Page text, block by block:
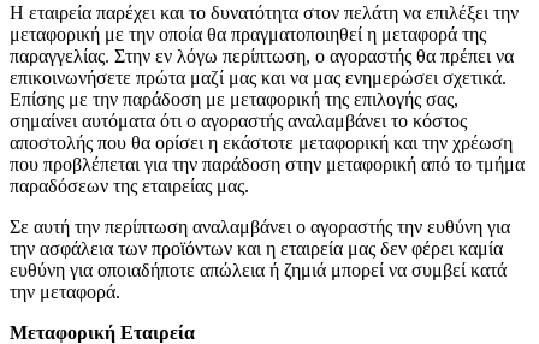
Η εταιρεία παρέχει και το δυνατότητα στον πελάτη να επιλέξει την
μεταφορική με την οποία θα πραγματοποιηθεί η μεταφορά της
παραγγελίας. Στην εν λόγω περίπτωση, ο αγοραστής θα πρέπει να
επικοινωνήσετε πρώτα μαζί μας και να μας ενημερώσει σχετικά.
Επίσης με την παράδοση με μεταφορική της επιλογής σας,
σημαίνει αυτόματα ότι ο αγοραστής αναλαμβάνει το κόστος
αποστολής που θα ορίσει η εκάστοτε μεταφορική και την χρέωση
που προβλέπεται για την παράδοση στην μεταφορική από το τμήμα
παραδόσεων της εταιρείας μας.
Σε αυτή την περίπτωση αναλαμβάνει ο αγοραστής την ευθύνη για
την ασφάλεια των προϊόντων και η εταιρεία μας δεν φέρει καμία
ευθύνη για οποιαδήποτε απώλεια ή ζημιά μπορεί να συμβεί κατά
την μεταφορά.
Μεταφορική Εταιρεία